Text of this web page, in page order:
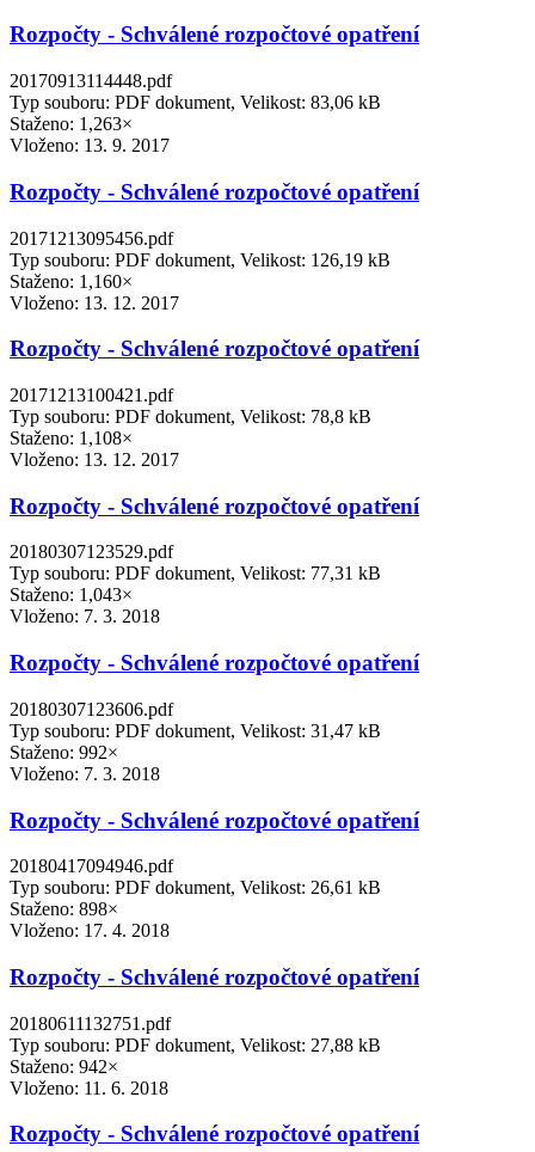
Rozpočty - Schválené rozpočtové opatření
20170913114448.pdf
Typ souboru: PDF dokument, Velikost: 83,06 kB
Staženo: 1,263×
Vloženo: 13. 9. 2017
Rozpočty - Schválené rozpočtové opatření
20171213095456.pdf
Typ souboru: PDF dokument, Velikost: 126,19 kB
Staženo: 1,160×
Vloženo: 13. 12. 2017
Rozpočty - Schválené rozpočtové opatření
20171213100421.pdf
Typ souboru: PDF dokument, Velikost: 78,8 kB
Staženo: 1,108×
Vloženo: 13. 12. 2017
Rozpočty - Schválené rozpočtové opatření
20180307123529.pdf
Typ souboru: PDF dokument, Velikost: 77,31 kB
Staženo: 1,043×
Vloženo: 7. 3. 2018
Rozpočty - Schválené rozpočtové opatření
20180307123606.pdf
Typ souboru: PDF dokument, Velikost: 31,47 kB
Staženo: 992×
Vloženo: 7. 3. 2018
Rozpočty - Schválené rozpočtové opatření
20180417094946.pdf
Typ souboru: PDF dokument, Velikost: 26,61 kB
Staženo: 898×
Vloženo: 17. 4. 2018
Rozpočty - Schválené rozpočtové opatření
20180611132751.pdf
Typ souboru: PDF dokument, Velikost: 27,88 kB
Staženo: 942×
Vloženo: 11. 6. 2018
Rozpočty - Schválené rozpočtové opatření